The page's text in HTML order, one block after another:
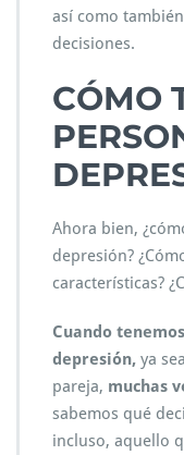
así como
decisiones.
CÓMO
Ahora bien,
depresión?
características?
Cuando
depresión, ya
pareja, muchas
sabemos qué
incluso, aquello